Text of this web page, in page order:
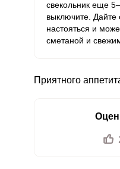
свекольник еще
выключите. Дайте
настояться и
сметаной и
Приятного